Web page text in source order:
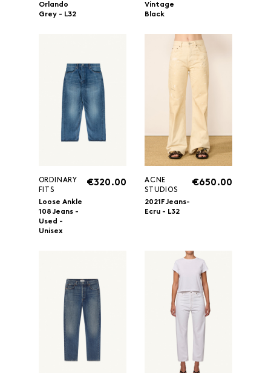
Orlando
Grey - L32
Vintage
Black
ORDINARY
FITS
Loose Ankle
108 Jeans -
Used -
Unisex
€320.00
ACNE
STUDIOS
2021F Jeans-
Ecru - L32
€650.00